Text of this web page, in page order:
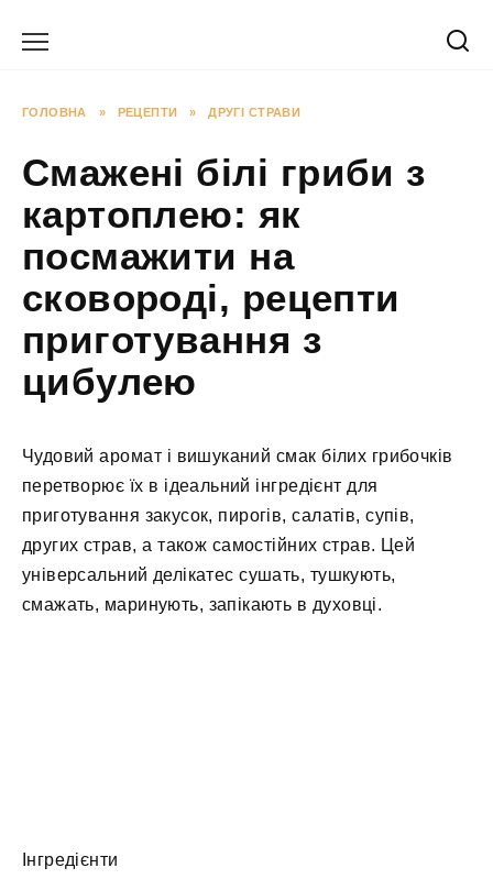
ГОЛОВНА » РЕЦЕПТИ » ДРУГІ СТРАВИ
Смажені білі гриби з
картоплею: як
посмажити на
сковороді, рецепти
приготування з
цибулею
Чудовий аромат і вишуканий смак білих грибочків
перетворює їх в ідеальний інгредієнт для
приготування закусок, пирогів, салатів, супів,
других страв, а також самостійних страв. Цей
універсальний делікатес сушать, тушкують,
смажать, маринують, запікають в духовці.
Інгредієнти